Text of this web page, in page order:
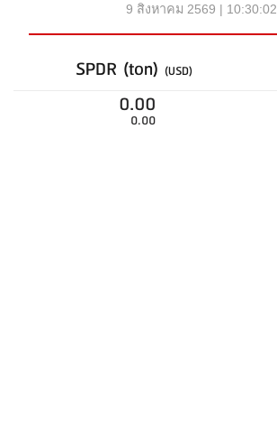
9 สิงหาคม 2569 | 10:30:02
SPDR (ton) (USD)
0.00
0.00